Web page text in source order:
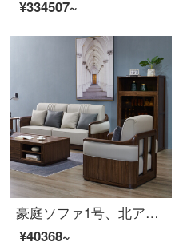
¥334507~
豪庭ソファ1号、北アメリカ黒胡桃のソファ1+2+3セットの皮芸シングル2人のソファの大きさと部屋型リビングルームの逸品家具8 W 01
¥40368~